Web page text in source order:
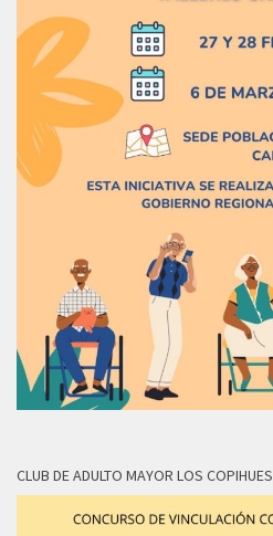
CLUB DE ADULTO MAYOR LOS COPIHUES